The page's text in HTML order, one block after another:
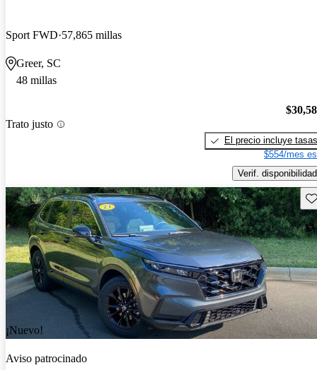
Sport FWD 57,865 millas
Greer, SC
48 millas
Trato justo
El precio incluye tasas
$554/mes
Verif. disponibilidad
¡Nuevo!
Aviso patrocinado